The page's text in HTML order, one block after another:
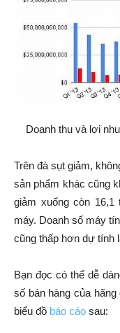
Doanh thu và lợi
Trên đà sụt giảm,
sản phẩm khác cũng
giảm xuống còn
máy. Doanh số máy
cũng thấp hơn dự tính
Bạn đọc có thể dễ
số bán hàng của
biểu đồ báo cáo sau: